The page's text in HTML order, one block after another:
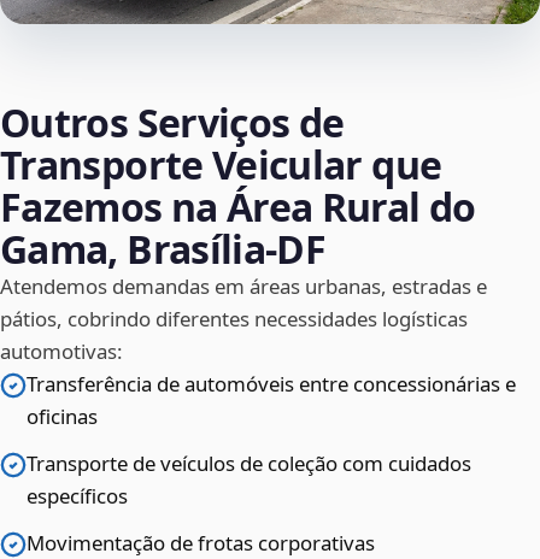
Outros Serviços de
Transporte Veicular que
Fazemos na Área Rural do
Gama, Brasília‑DF
Atendemos demandas em áreas urbanas, estradas e
pátios, cobrindo diferentes necessidades logísticas
automotivas:
Transferência de automóveis entre concessionárias e
oficinas
Transporte de veículos de coleção com cuidados
específicos
Movimentação de frotas corporativas